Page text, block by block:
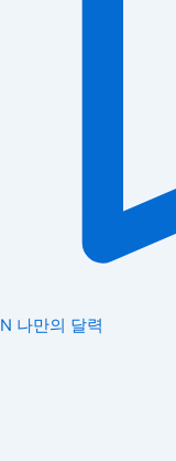
N 나만의 달력